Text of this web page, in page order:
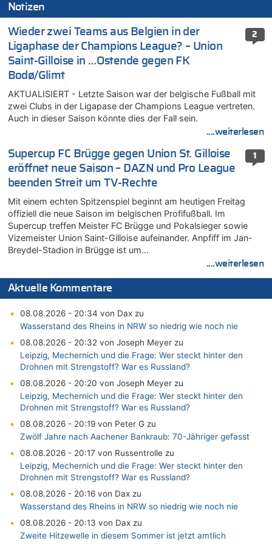
Notizen
2
Wieder zwei Teams aus Belgien in der
Ligaphase der Champions League? – Union
Saint-Gilloise in …Ostende gegen FK
Bodø/Glimt
AKTUALISIERT - Letzte Saison war der belgische Fußball mit
zwei Clubs in der Ligapase der Champions League vertreten.
Auch in dieser Saison könnte dies der Fall sein.
....weiterlesen
1
Supercup FC Brügge gegen Union St. Gilloise
eröffnet neue Saison – DAZN und Pro League
beenden Streit um TV-Rechte
Mit einem echten Spitzenspiel beginnt am heutigen Freitag
offiziell die neue Saison im belgischen Profifußball. Im
Supercup treffen Meister FC Brügge und Pokalsieger sowie
Vizemeister Union Saint-Gilloise aufeinander. Anpfiff im Jan-
Breydel-Stadion in Brügge ist um…
....weiterlesen
Aktuelle Kommentare
08.08.2026 - 20:34 von Dax zu
Wasserstand des Rheins in NRW so niedrig wie noch nie
08.08.2026 - 20:32 von Joseph Meyer zu
Leipzig, Mechernich und die Frage: Wer steckt hinter den
Drohnen mit Strengstoff? War es Russland?
08.08.2026 - 20:20 von Joseph Meyer zu
Leipzig, Mechernich und die Frage: Wer steckt hinter den
Drohnen mit Strengstoff? War es Russland?
08.08.2026 - 20:19 von Peter G zu
Zwölf Jahre nach Aachener Bankraub: 70-Jähriger gefasst
08.08.2026 - 20:17 von Russentrolle zu
Leipzig, Mechernich und die Frage: Wer steckt hinter den
Drohnen mit Strengstoff? War es Russland?
08.08.2026 - 20:16 von Dax zu
Wasserstand des Rheins in NRW so niedrig wie noch nie
08.08.2026 - 20:13 von Dax zu
Zweite Hitzewelle in diesem Sommer ist jetzt amtlich